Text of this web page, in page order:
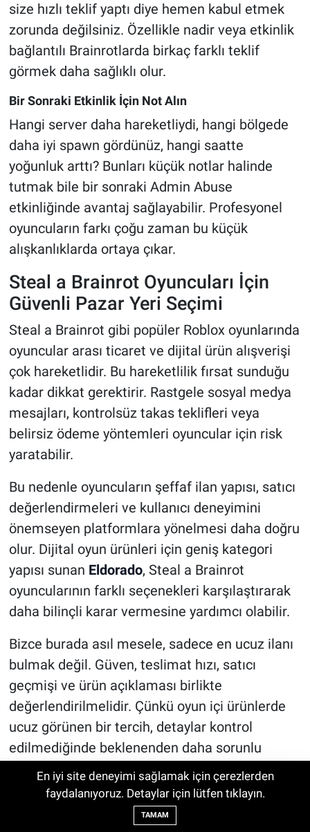
size hızlı teklif yaptı diye hemen kabul etmek
zorunda değilsiniz. Özellikle nadir veya etkinlik
bağlantılı Brainrotlarda birkaç farklı teklif
görmek daha sağlıklı olur.
Bir Sonraki Etkinlik İçin Not Alın
Hangi server daha hareketliydi, hangi bölgede
daha iyi spawn gördünüz, hangi saatte
yoğunluk arttı? Bunları küçük notlar halinde
tutmak bile bir sonraki Admin Abuse
etkinliğinde avantaj sağlayabilir. Profesyonel
oyuncuların farkı çoğu zaman bu küçük
alışkanlıklarda ortaya çıkar.
Steal a Brainrot Oyuncuları İçin
Güvenli Pazar Yeri Seçimi
Steal a Brainrot gibi popüler Roblox oyunlarında
oyuncular arası ticaret ve dijital ürün alışverişi
çok hareketlidir. Bu hareketlilik fırsat sunduğu
kadar dikkat gerektirir. Rastgele sosyal medya
mesajları, kontrolsüz takas teklifleri veya
belirsiz ödeme yöntemleri oyuncular için risk
yaratabilir.
Bu nedenle oyuncuların şeffaf ilan yapısı, satıcı
değerlendirmeleri ve kullanıcı deneyimini
önemseyen platformlara yönelmesi daha doğru
olur. Dijital oyun ürünleri için geniş kategori
yapısı sunan Eldorado, Steal a Brainrot
oyuncularının farklı seçenekleri karşılaştırarak
daha bilinçli karar vermesine yardımcı olabilir.
Bizce burada asıl mesele, sadece en ucuz ilanı
bulmak değil. Güven, teslimat hızı, satıcı
geçmişi ve ürün açıklaması birlikte
değerlendirilmelidir. Çünkü oyun içi ürünlerde
ucuz görünen bir tercih, detaylar kontrol
edilmediğinde beklenenden daha sorunlu
olabilir.
Admin Abuse Etkinliğinde Başarı
En iyi site deneyimi sağlamak için çerezlerden
faydalanıyoruz. Detaylar için lütfen tıklayın.
TAMAM
Galatasaray - Villarreal maç özeti |
Galatasaray - Villarreal maçı önemli